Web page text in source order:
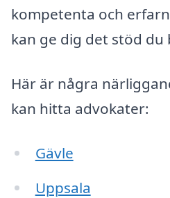
kompetenta och
kan ge dig det stöd du
Här är några
kan hitta advokater:
Gävle
Uppsala